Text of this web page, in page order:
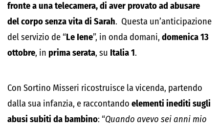
fronte a una telecamera, di aver provato ad abusare
del corpo senza vita di Sarah. Questa un’anticipazione
del servizio de “Le Iene”, in onda domani, domenica 13
ottobre, in prima serata, su Italia 1.
Con Sortino Misseri ricostruisce la vicenda, partendo
dalla sua infanzia, e raccontando elementi inediti sugli
abusi subiti da bambino: “Quando avevo sei anni mio